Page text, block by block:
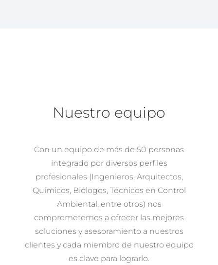
Nuestro equipo
Con un equipo de más de 50 personas
integrado por diversos perfiles
profesionales (Ingenieros, Arquitectos,
Químicos, Biólogos, Técnicos en Control
Ambiental, entre otros) nos
comprometemos a ofrecer las mejores
soluciones y asesoramiento a nuestros
clientes y cada miembro de nuestro equipo
es clave para lograrlo.